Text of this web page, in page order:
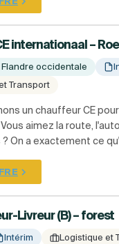
internationaal –
occidentale
Transport
un chauffeur CE
aimez la route,
On a exactement ce
Livreur (B) – forest
Intérim Logistique et